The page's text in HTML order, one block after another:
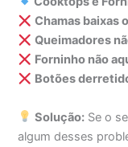
Chamas baixas
Queimadores
Forninho não
Botões
Solução: Se o
algum desses